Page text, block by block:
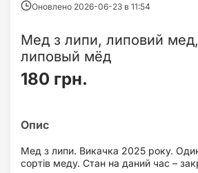
Оновлено 2026-06-23 в 11:54
Мед з липи, липовий
липовый мёд
180 грн.
Мед з липи. Викачка 2025 року.
сортів меду. Стан на даний час –